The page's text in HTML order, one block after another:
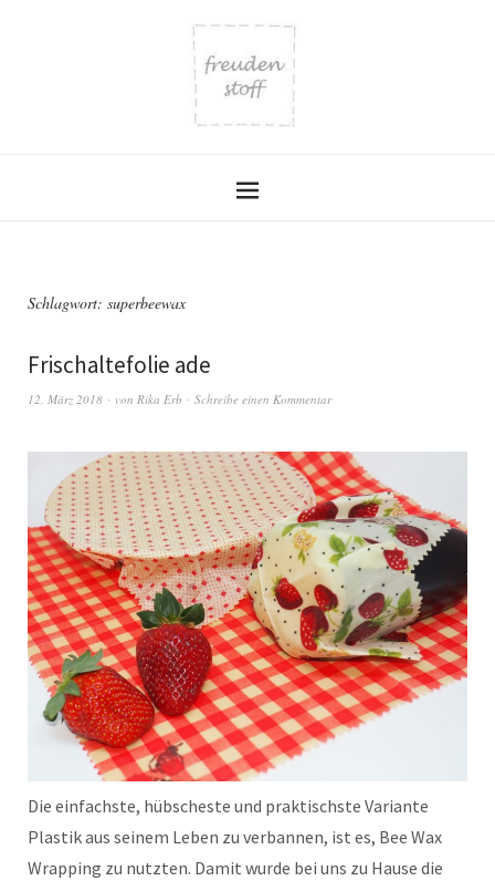
Schlagwort: superbeewax
Frischaltefolie ade
12. März 2018 von Rika Erb Schreibe einen Kommentar
Die einfachste, hübscheste und praktischste Variante
Plastik aus seinem Leben zu verbannen, ist es, Bee Wax
Wrapping zu nutzten. Damit wurde bei uns zu Hause die